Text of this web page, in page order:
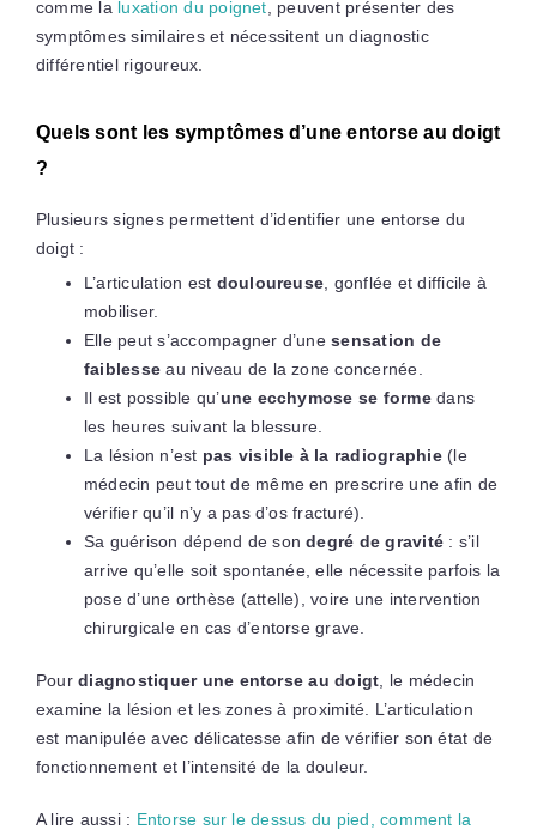
comme la luxation du poignet , peuvent présenter des
symptômes similaires et nécessitent un diagnostic
différentiel rigoureux.
Quels sont les symptômes d’une entorse au doigt
?
Plusieurs signes permettent d’identifier une entorse du
doigt :
L’articulation est douloureuse , gonflée et difficile à
mobiliser.
Elle peut s’accompagner d’unesensation de
faiblesse au niveau de la zone concernée.
Il est possible qu’une ecchymose se formedans
les heures suivant la blessure.
La lésion n’est pas visible à la radiographie(le
médecin peut tout de même en prescrire une afin de
vérifier qu’il n’y a pas d’os fracturé).
Sa guérison dépend de sondegré de gravité : s’il
arrive qu’elle soit spontanée, elle nécessite parfois la
pose d’une orthèse (attelle), voire une intervention
chirurgicale en cas d’entorse grave.
Pourdiagnostiquer une entorse au doigt , le médecin
examine la lésion et les zones à proximité. L’articulation
est manipulée avec délicatesse afin de vérifier son état de
fonctionnement et l’intensité de la douleur.
A lire aussi : Entorse sur le dessus du pied, comment la